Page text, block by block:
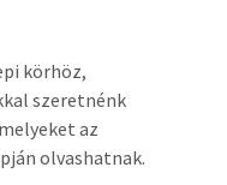
körhöz,
szeretnénk
az
olvashatnak.